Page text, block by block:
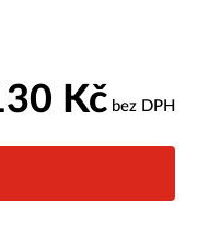
Kč bez DPH